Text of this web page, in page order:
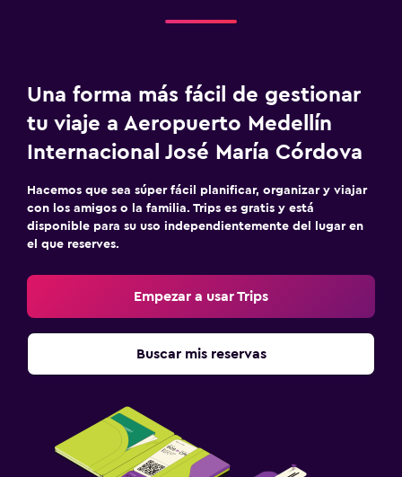
Una forma más fácil de gestionar
tu viaje a Aeropuerto Medellín
Internacional José María Córdova
Hacemos que sea súper fácil planificar, organizar y viajar
con los amigos o la familia. Trips es gratis y está
disponible para su uso independientemente del lugar en
el que reserves.
Empezar a usar Trips
Buscar mis reservas